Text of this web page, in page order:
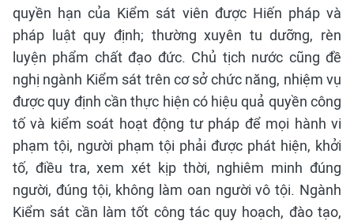
quyền hạn của Kiểm sát viên được Hiến pháp và
pháp luật quy định; thường xuyên tu dưỡng, rèn
luyện phẩm chất đạo đức. Chủ tịch nước cũng đề
nghị ngành Kiểm sát trên cơ sở chức năng, nhiệm vụ
được quy định cần thực hiện có hiệu quả quyền công
tố và kiểm soát hoạt động tư pháp để mọi hành vi
phạm tội, người phạm tội phải được phát hiện, khởi
tố, điều tra, xem xét kịp thời, nghiêm minh đúng
người, đúng tội, không làm oan người vô tội. Ngành
Kiểm sát cần làm tốt công tác quy hoạch, đào tạo,